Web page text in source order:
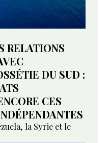
RELATIONS
DU SUD :
CES
la Syrie et le